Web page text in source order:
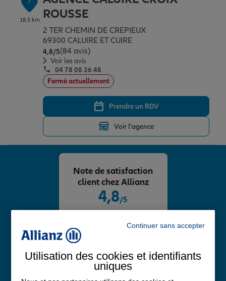
18.5 km
ROUSSE
2 TER CHEMIN DE CREPIEUX
69300 CALUIRE ET CUIRE
4,8/5Note de 4.8 sur 5
(84 avis)
Voir les avis
04 78 08 26 48
Fermé actuellement
Prendre un RDV
Voir l'agence
4,8/5
Avis Google
Note de satisfaction
client chez Allianz
Continuer sans accepter
Utilisation des cookies et identifiants
uniques